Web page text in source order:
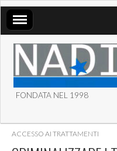
FONDATA NEL 1998
ACCESSO AI TRATTAMENTI